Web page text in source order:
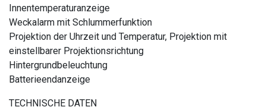
Innentemperaturanzeige
Weckalarm mit Schlummerfunktion
Projektion der Uhrzeit und Temperatur, Projektion mit
einstellbarer Projektionsrichtung
Hintergrundbeleuchtung
Batterieendanzeige
TECHNISCHE DATEN